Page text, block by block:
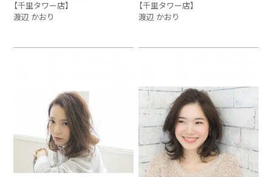
【千里タワー店】
渡辺 かおり
【千里タワー店】
渡辺 かおり